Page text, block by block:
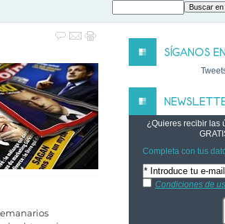
¿Quieres recibir las
Completa con tus
Condiciones de